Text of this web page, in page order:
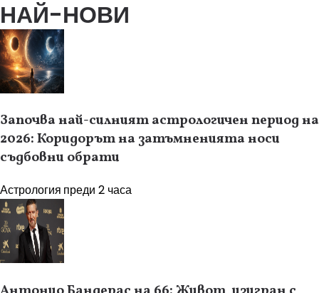
НАЙ-НОВИ
Започва най-силният астрологичен период на
2026: Коридорът на затъмненията носи
съдбовни обрати
Астрология преди 2 часа